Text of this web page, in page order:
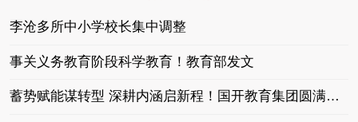
李沧多所中小学校长集中调整
事关义务教育阶段科学教育！教育部发文
蓄势赋能谋转型 深耕内涵启新程！国开教育集团圆满完成2026暑期干部全员培训